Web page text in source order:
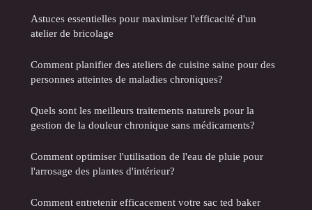
Astuces essentielles pour maximiser l'efficacité d'un
atelier de bricolage
Comment planifier des ateliers de cuisine saine pour des
personnes atteintes de maladies chroniques?
Quels sont les meilleurs traitements naturels pour la
gestion de la douleur chronique sans médicaments?
Comment optimiser l'utilisation de l'eau de pluie pour
l'arrosage des plantes d'intérieur?
Comment entretenir efficacement votre sac ted baker